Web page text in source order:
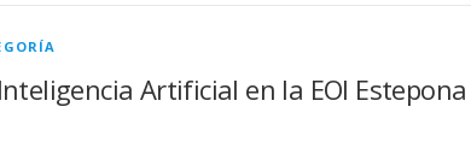
Inteligencia Artificial en la EOI Estepona